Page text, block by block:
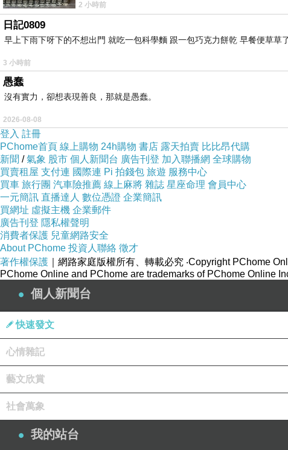
常看我寫東西的朋友應該不難發現，不是網紅的網白小米嘛很
一個網白來寫這些？再來是，老娘真心認為，違心之論比肺腑之
當然啦，偶爾的偶爾我還是會接，有時是因為人情，有時是想試
有趣的事，每回只要有朋友知道這種事，第一句話永遠是：「有
好吧！就讓網白小米嘛我來偷偷說幾個小秘密吧！（會不會寫完
事實上是，大多數沒有錢。
是的，95%以上是無酬的，當然這非常有可能因為敝人在下網
2 小時前
日記0809
早上下雨下呀下的不想出門 就吃一包科學麵 跟一包巧克力餅乾 早餐便草
3 小時前
愚蠢
沒有實力，卻想表現善良，那就是愚蠢。
2026-08-08
登入 註冊
PChome首頁 線上購物 24h購物 書店 露天拍賣 比比昂代購
新聞 /氣象 股市 個人新聞台 廣告刊登 加入聯播網 全球購物
買賣租屋 支付連 國際連 Pi 拍錢包 旅遊 服務中心
買車 旅行團 汽車險推薦 線上麻將 雜誌 星座命理 會員中心
一元簡訊 直播達人 數位憑證 企業簡訊
買網址 虛擬主機 企業郵件
廣告刊登 隱私權聲明
消費者保護 兒童網路安全
About PChome 投資人聯絡 徵才
著作權保護 ｜網路家庭版權所有、轉載必究 ‧Copyright PChome
PChome Online and PChome are trademarks of PChome Online
個人新聞台
快速發文
心情雜記
藝文欣賞
社會萬象
我的站台